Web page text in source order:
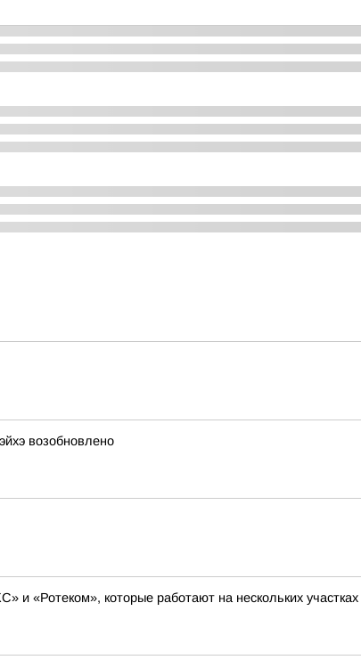
возобновлено
и «Ротеком», которые работают на нескольких